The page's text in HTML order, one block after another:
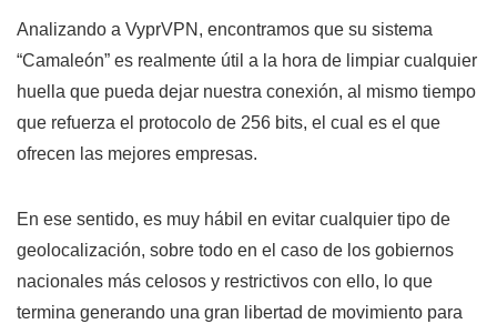
Analizando a VyprVPN, encontramos que su sistema
“Camaleón” es realmente útil a la hora de limpiar cualquier
huella que pueda dejar nuestra conexión, al mismo tiempo
que refuerza el protocolo de 256 bits, el cual es el que
ofrecen las mejores empresas.
En ese sentido, es muy hábil en evitar cualquier tipo de
geolocalización, sobre todo en el caso de los gobiernos
nacionales más celosos y restrictivos con ello, lo que
termina generando una gran libertad de movimiento para